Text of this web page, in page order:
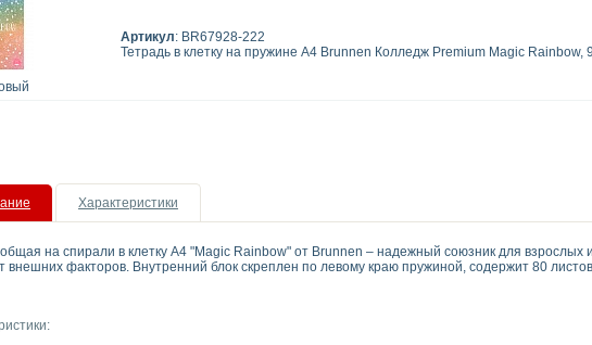
Артикул: BR67928-222
Тетрадь в клетку на пружине А4 Brunnen Колледж Premium Magic Rainbow,
Характеристики
на спирали в клетку А4 "Magic Rainbow" от Brunnen – надежный союзник для
внешних факторов. Внутренний блок скреплен по левому краю пружиной, содержит 80